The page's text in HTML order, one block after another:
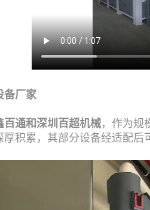
备厂家
百通和深圳百超机械，作为规
积累，其部分设备经适配后